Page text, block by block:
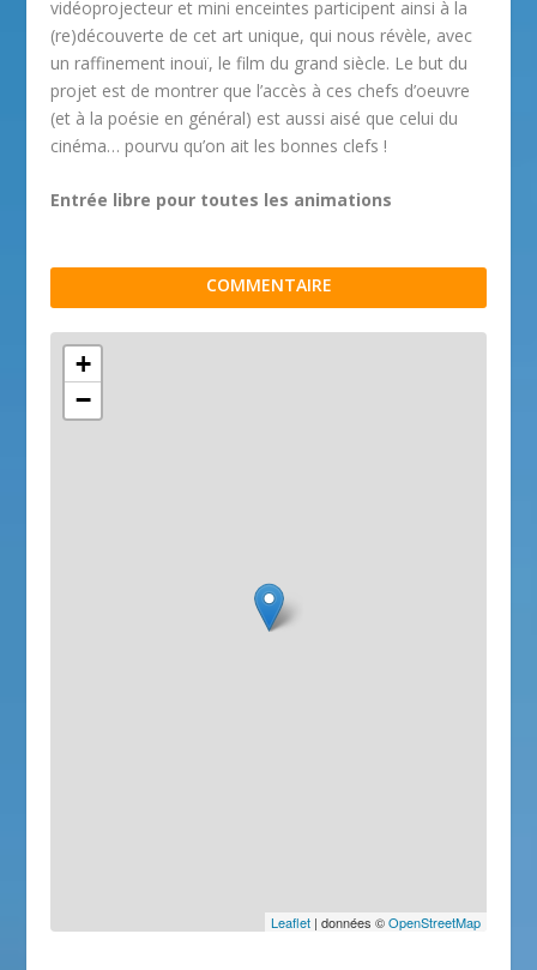
vidéoprojecteur et mini enceintes participent ainsi à la
(re)découverte de cet art unique, qui nous révèle, avec
un raffinement inouï, le film du grand siècle. Le but du
projet est de montrer que l’accès à ces chefs d’oeuvre
(et à la poésie en général) est aussi aisé que celui du
cinéma… pourvu qu’on ait les bonnes clefs !
Entrée libre pour toutes les animations
COMMENTAIRE
+
−
Leaflet| données ©OpenStreetMap